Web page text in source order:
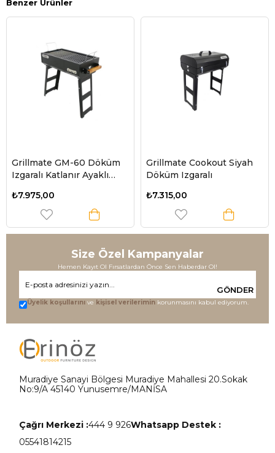
Benzer Ürünler
Grillmate GM-60 Döküm
Izgaralı Katlanır Ayaklı
₺7.975,00
Grillmate Cookout Siyah
Döküm Izgaralı
₺7.315,00
Size Özel Kampanyalar
Hemen Kayıt Ol Fırsatlardan Önce Sen Haberdar Ol!
GÖNDER
Üyelik koşullarını ve kişisel verilerimin korunmasını kabul ediyorum.
Muradiye Sanayi Bölgesi Muradiye Mahallesi 20.Sokak
No:9/A 45140 Yunusemre/MANİSA
Çağrı Merkezi :444 9 926Whatsapp Destek :
05541814215